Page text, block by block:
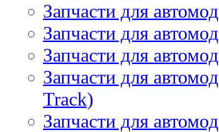
Запчасти для
Запчасти для
Запчасти для
Запчасти для
Track)
Запчасти для